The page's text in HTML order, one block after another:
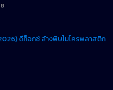
ดีท็อกซ์ ล้างพิษไมโครพลาสติก